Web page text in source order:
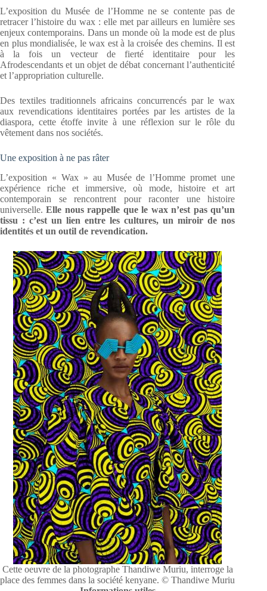
L’exposition du Musée de l’Homme ne se contente pas de
retracer l’histoire du wax : elle met par ailleurs en lumière ses
enjeux contemporains. Dans un monde où la mode est de plus
en plus mondialisée, le wax est à la croisée des chemins. Il est
à la fois un vecteur de fierté identitaire pour les
Afrodescendants et un objet de débat concernant l’authenticité
et l’appropriation culturelle.
Des textiles traditionnels africains concurrencés par le wax
aux revendications identitaires portées par les artistes de la
diaspora, cette étoffe invite à une réflexion sur le rôle du
vêtement dans nos sociétés.
Une exposition à ne pas râter
L’exposition « Wax » au Musée de l’Homme promet une
expérience riche et immersive, où mode, histoire et art
contemporain se rencontrent pour raconter une histoire
universelle.Elle nous rappelle que le wax n’est pas qu’un
tissu : c’est un lien entre les cultures, un miroir de nos
identités et un outil de revendication.
Cette oeuvre de la photographe Thandiwe Muriu, interroge la
place des femmes dans la société kenyane. © Thandiwe Muriu